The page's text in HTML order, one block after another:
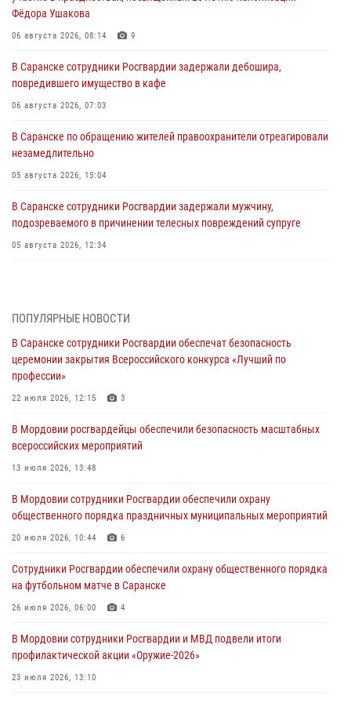
Фёдора Ушакова
06 августа 2026, 08:14 9
В Саранске сотрудники Росгвардии задержали дебошира,
повредившего имущество в кафе
06 августа 2026, 07:03
В Саранске по обращению жителей правоохранители отреагировали
незамедлительно
05 августа 2026, 15:04
В Саранске сотрудники Росгвардии задержали мужчину,
подозреваемого в причинении телесных повреждений супруге
05 августа 2026, 12:34
05 августа 2026, 09:04 4
Помощь из Мордовии защитникам Отечества: центр лицензионно-
разрешительной работы передал очередную партию вооружения в
зону СВО
04 августа 2026, 11:13
Сотрудники Росгвардии Мордовии стали призерами
республиканских соревнований по служебному шестиборью
04 августа 2026, 08:27
В Саранске росгвардейцы пресекли нарушение правопорядка:
«отдых» на лавочке закончился в отделе полиции
04 августа 2026, 07:06
В Саранске сотрудники Росгвардии задержали гражданина за
нанесение побоев
03 августа 2026, 08:58
ПОПУЛЯРНЫЕ НОВОСТИ
В Саранске сотрудники Росгвардии обеспечат безопасность
церемонии закрытия Всероссийского конкурса «Лучший по
профессии»
22 июля 2026, 12:15 3
В Мордовии росгвардейцы обеспечили безопасность масштабных
всероссийских мероприятий
13 июля 2026, 13:48
В Мордовии сотрудники Росгвардии обеспечили охрану
общественного порядка праздничных муниципальных мероприятий
20 июля 2026, 10:44 6
Сотрудники Росгвардии обеспечили охрану общественного порядка
на футбольном матче в Саранске
26 июля 2026, 06:00 4
В Мордовии сотрудники Росгвардии и МВД подвели итоги
профилактической акции «Оружие‑2026»
23 июля 2026, 13:10